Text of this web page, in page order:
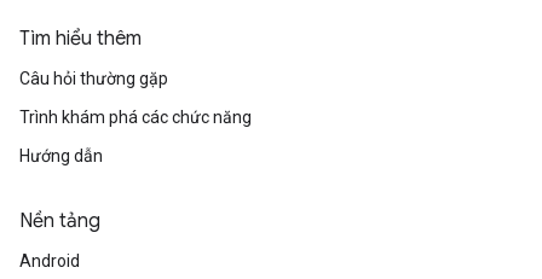
Tìm hiểu thêm
Câu hỏi thường gặp
Trình khám phá các chức năng
Hướng dẫn
Nền tảng
Android